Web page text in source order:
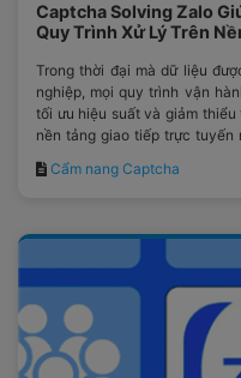
Captcha Solving Zalo
Quy Trình Xử Lý Trên
Trong thời đại mà dữ liệu
nghiệp, mọi quy trình vận
tối ưu hiệu suất và giảm
nền tảng giao tiếp trực tuyến
trọng trong hoạt động bán
liệu và kết nối người dùng.
Cẩm nang Captcha